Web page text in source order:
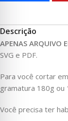
Descrição
APENAS ARQUIVO
SVG e PDF.
Para você cortar
gramatura 180g ou
Você precisa ter